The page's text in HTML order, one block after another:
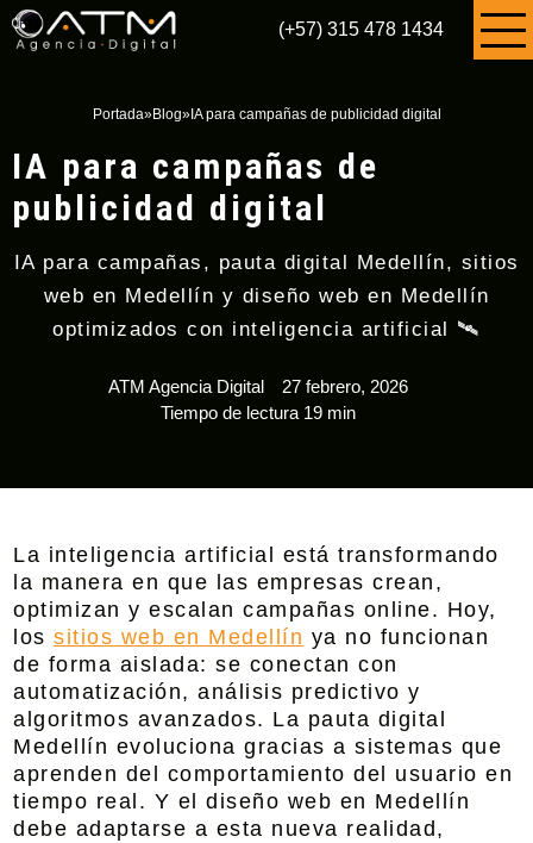
(+57) 315 478 1434
Portada»Blog»IA para campañas de publicidad digital
IA para campañas de
publicidad digital
IA para campañas, pauta digital Medellín, sitios
web en Medellín y diseño web en Medellín
optimizados con inteligencia artificial 🛰️
ATM Agencia Digital
27 febrero, 2026
Tiempo de lectura 19 min
La inteligencia artificial está transformando
la manera en que las empresas crean,
optimizan y escalan campañas online. Hoy,
lossitios web en Medellín ya no funcionan
de forma aislada: se conectan con
automatización, análisis predictivo y
algoritmos avanzados. La pauta digital
Medellín evoluciona gracias a sistemas que
aprenden del comportamiento del usuario en
tiempo real. Y el diseño web en Medellín
debe adaptarse a esta nueva realidad,